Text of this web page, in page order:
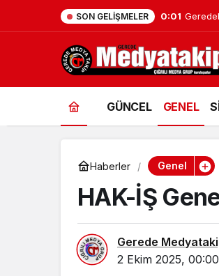
SON GELIŞMELER 0:01
GÜNCEL GENEL
Haberler Genel
HAK-İŞ
Gerede
2 Ekim 2025, 00:00